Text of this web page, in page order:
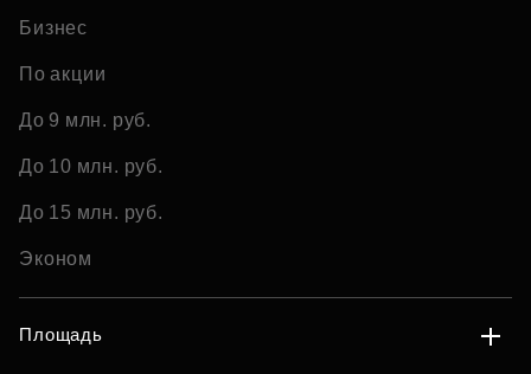
Бизнес
По акции
До 9 млн. руб.
До 10 млн. руб.
До 15 млн. руб.
Эконом
Площадь